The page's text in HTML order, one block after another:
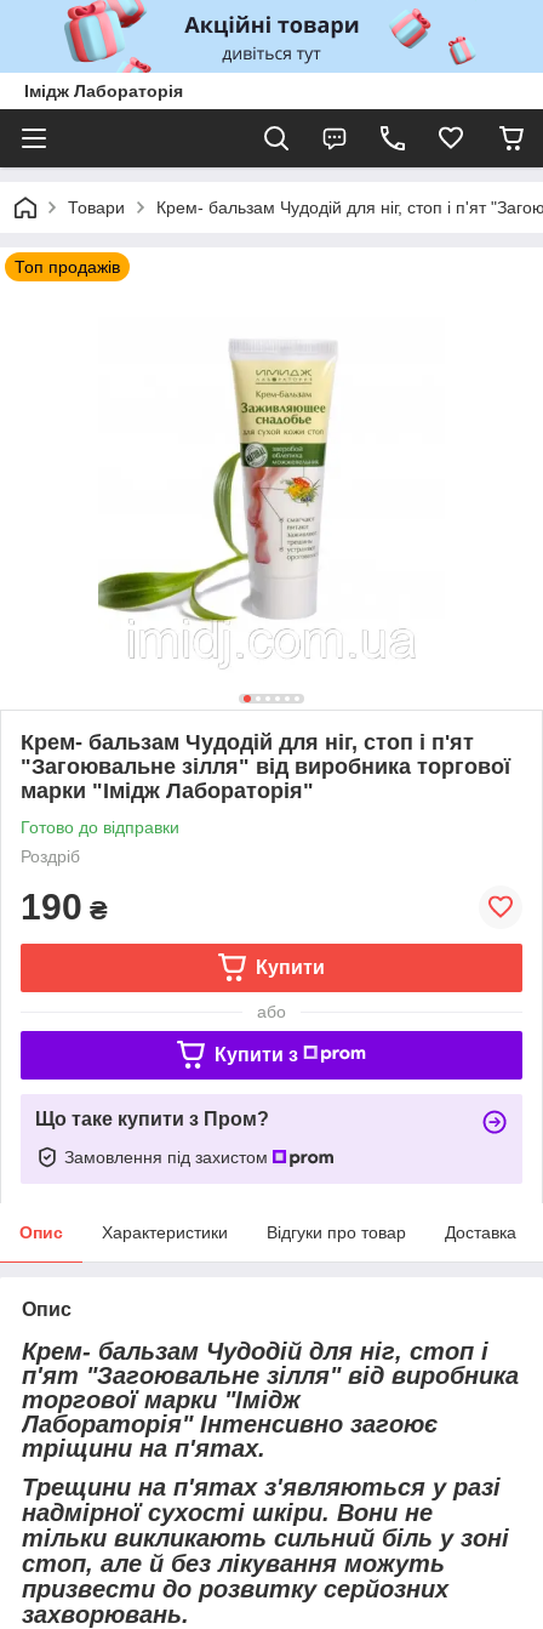
Імідж Лабораторія
Товари Крем- бальзам Чудодій для ніг, стоп і п'ят
Топ продажів
Крем- бальзам Чудодій для ніг, стоп і п'ят
"Загоювальне зілля" від виробника торгової
марки "Імідж Лабораторія"
Готово до відправки
Роздріб
190 ₴
Купити
або
Купити з
Що таке купити з Пром?
Замовлення під захистом
Опис Характеристики Відгуки про товар Доставка
Опис
Крем- бальзам Чудодій для ніг, стоп і
п'ят "Загоювальне зілля" від виробника
торгової марки "Імідж
Лабораторія" Інтенсивно загоює
тріщини на п'ятах.
Трещини на п'ятах з'являються у разі
надмірної сухості шкіри. Вони не
тільки викликають сильний біль у зоні
стоп, але й без лікування можуть
призвести до розвитку серйозних
захворювань.